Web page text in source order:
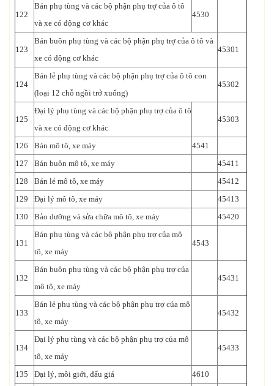
122
Bán phụ tùng và các bộ phận phụ trợ của ô tô
và xe có động cơ khác
4530
123
Bán buôn phụ tùng và các bộ phận phụ trợ của ô tô và
xe có động cơ khác
45301
124
Bán lẻ phụ tùng và các bộ phận phụ trợ của ô tô con
(loại 12 chỗ ngồi trở xuống)
45302
125
Đại lý phụ tùng và các bộ phận phụ trợ của ô tô
và xe có động cơ khác
45303
126 Bán mô tô, xe máy
4541
127
Bán buôn mô tô, xe máy
45411
128
Bán lẻ mô tô, xe máy
45412
129
Đại lý mô tô, xe máy
45413
130
Bảo dưỡng và sửa chữa mô tô, xe máy 45420
131
Bán phụ tùng và các bộ phận phụ trợ của mô
tô, xe máy
4543
132
Bán buôn phụ tùng và các bộ phận phụ trợ của
mô tô, xe máy
45431
133
Bán lẻ phụ tùng và các bộ phận phụ trợ của mô
tô, xe máy
45432
134
Đại lý phụ tùng và các bộ phận phụ trợ của mô
tô, xe máy
45433
135 Đại lý, môi giới, đấu giá
4610